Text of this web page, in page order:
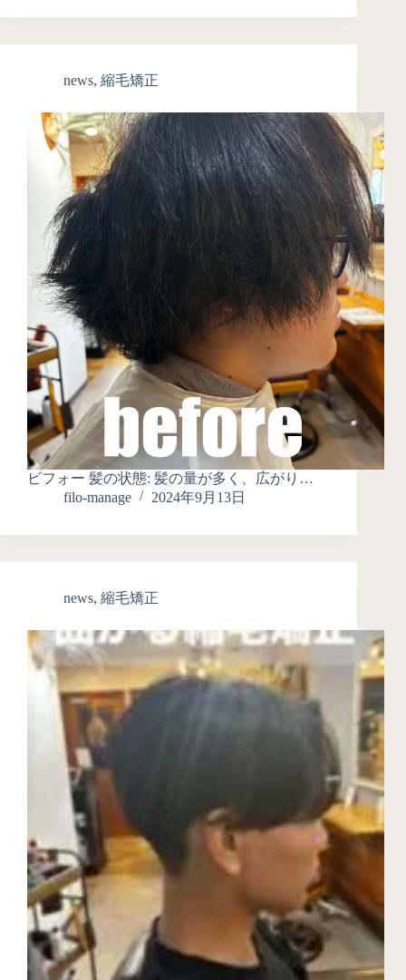
news, 縮毛矯正
ビフォー 髪の状態: 髪の量が多く、広がり…
filo-manage
2024年9月13日
news, 縮毛矯正